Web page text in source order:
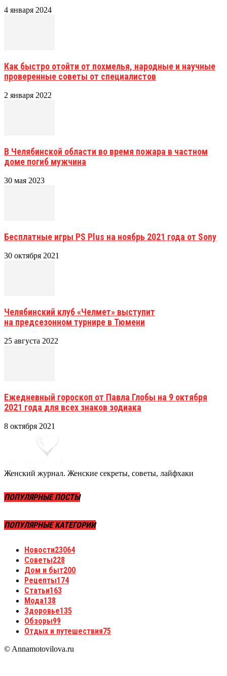
4 января 2024
Как быстро отойти от похмелья, народные и научные
проверенные советы от специалистов
2 января 2022
В Челябинской области во время пожара в частном
доме погиб мужчина
30 мая 2023
Бесплатные игры PS Plus на ноябрь 2021 года от Sony
30 октября 2021
Челябинский клуб «Челмет» выступит
на предсезонном турнире в Тюмени
25 августа 2022
Ежедневный гороскоп от Павла Глобы на 9 октября
2021 года для всех знаков зодиака
8 октября 2021
Женский журнал. Женские секреты, советы, лайфхаки
ПОПУЛЯРНЫЕ ПОСТЫ
ПОПУЛЯРНЫЕ КАТЕГОРИИ
Новости23064
Советы228
Дом и быт200
Рецепты174
Статьи163
Мода138
Здоровье135
Обзоры99
Отдых и путешествия75
© Annamotovilova.ru